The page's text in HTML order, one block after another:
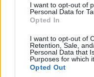
I want to opt-out of
Personal Data for
Opted In
I want to opt-out of
Retention, Sale,
Personal Data that
Purposes for which
Opted Out